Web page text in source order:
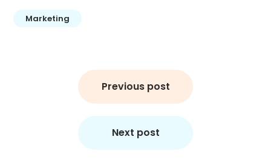
Marketing
Previous post
Next post